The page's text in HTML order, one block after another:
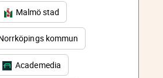
Malmö stad
kommun
Academedia